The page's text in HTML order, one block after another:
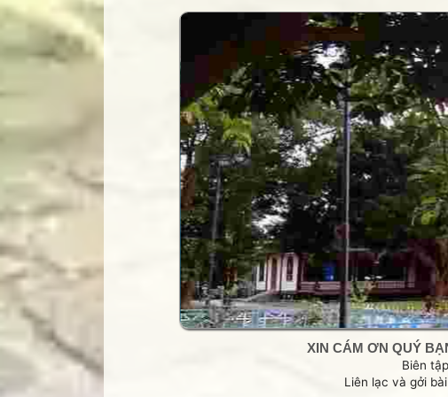
Trang Phạm Duy
Trang thơ Hoàng Nguyên Chương
Trang thơ Thụy Du
Trang thơ+ Luân Hoán
Trang VHNT Thanh niên
Truyện.com
Văn chương Việt
XIN CÁM ƠN QUÝ
Biên
Liên lạc và gởi